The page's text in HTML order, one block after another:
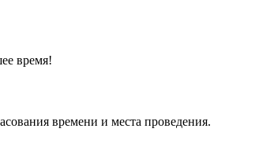
время!
времени и места проведения.